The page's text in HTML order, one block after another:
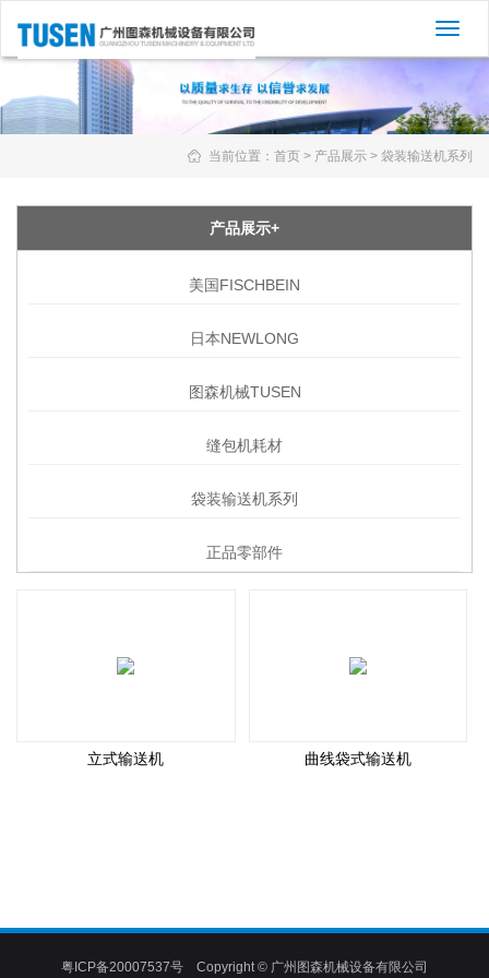
切
换
当前位置： 首页 > 产品展示 > 袋装输送机系列
产品展示+
美国FISCHBEIN
日本NEWLONG
图森机械TUSEN
缝包机耗材
袋装输送机系列
正品零部件
立式输送机 曲线袋式输送机
粤ICP备20007537号 Copyright © 广州图森机械设备有限公司